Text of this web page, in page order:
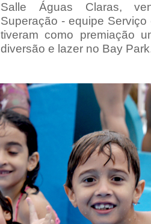
Salle Águas Claras,
Superação - equipe
tiveram como premiação
diversão e lazer no Bay